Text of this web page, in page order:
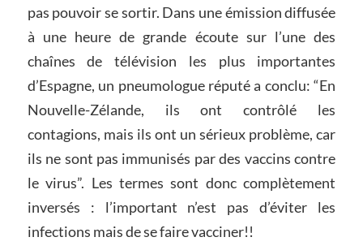
pas pouvoir se sortir. Dans une émission diffusée
à une heure de grande écoute sur l’une des
chaînes de télévision les plus importantes
d’Espagne, un pneumologue réputé a conclu: “En
Nouvelle-Zélande, ils ont contrôlé les
contagions, mais ils ont un sérieux problème, car
ils ne sont pas immunisés par des vaccins contre
le virus”. Les termes sont donc complètement
inversés : l’important n’est pas d’éviter les
infections mais de se faire vacciner!!